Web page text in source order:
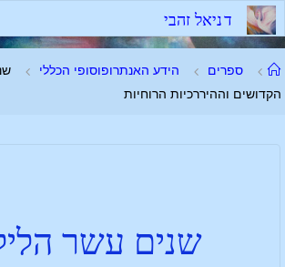
דניאל זהבי
ספרים הידע האנתרופוסופי הכללי
הקדושים וההיררכיות הרוחיות
שנים עשר